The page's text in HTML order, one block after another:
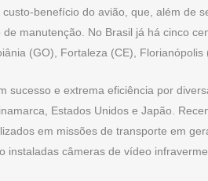
benefício do avião, que, além de
manutenção. No Brasil já há cinco
(GO), Fortaleza (CE), Florianópolis
sucesso e extrema eficiência por
Estados Unidos e Japão.
em missões de transporte em
instaladas câmeras de vídeo